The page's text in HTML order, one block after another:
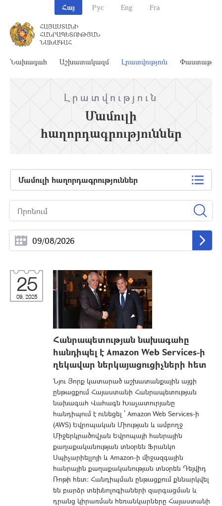
Հայ Рус Eng Fra
ՀԱՅԱՍՏԱՆԻ
ՀԱՆՐԱՊԵՏՈՒԹՅԱՆ
ՆԱԽԱԳԱՀ
Նախագահ Աշխատակազմ Լրատվություն
Լրատվություն
Մամուլի
հաղորդագրություններ
Մամուլի հաղորդագրություններ
25
09, 2025
Հանրապետության նախագահը
հանդիպել է Amazon Web Services-ի
ղեկավար ներկայացուցիչների հետ
Նյու Յորք կատարած աշխատանքային այցի
ընթացքում Հայաստանի Հանրապետության
նախագահ Վահագն Խաչատուրյանը
հանդիպում է ունեցել ՝ Amazon Web Services-ի
(AWS) Եվրոպական Միության և ամբողջ
Միջերկրածովյան Եվրոպայի հանրային
քաղաքականության տնօրեն Ֆրանկո
Սպիչարիելլոյի և Amazon-ի միջազգային
հանրային քաղաքականության տնօրեն Դեյվիդ
Ռոթի հետ։ Հանդիպման ընթացքում քննարկվել
են բարձր տեխնոլոգիաների զարգացման և
դրանց կիրառման հեռանկարները Հայաստանի